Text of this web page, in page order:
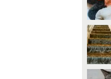
altri. A volte è già dentro di noi".